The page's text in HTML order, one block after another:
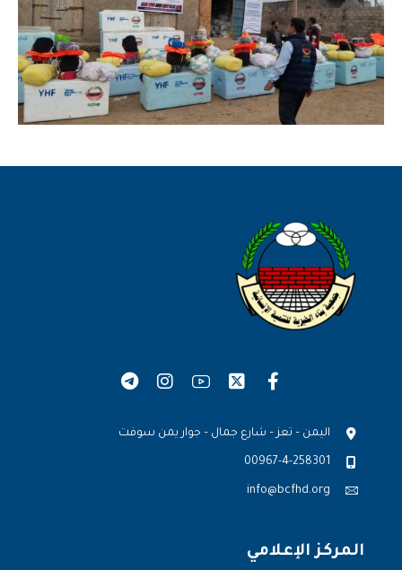
اليمن – تعز – شارع جمال – جوار يمن سوفت
00967-4-258301
info@bcfhd.org
المركز الإعلامي